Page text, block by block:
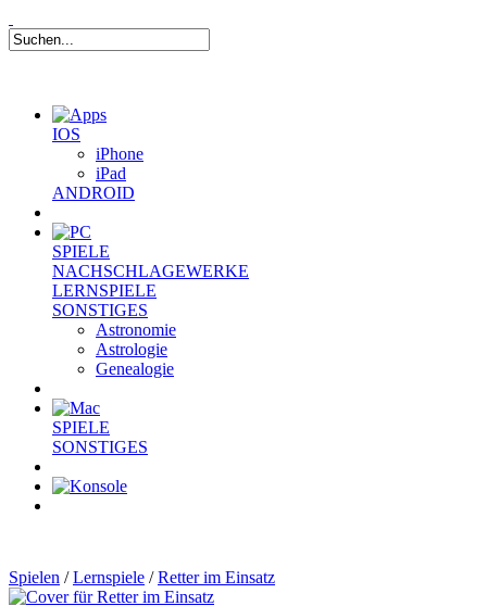
IOS
iPhone
iPad
ANDROID
SPIELE
NACHSCHLAGEWERKE
LERNSPIELE
SONSTIGES
Astronomie
Astrologie
Genealogie
SPIELE
SONSTIGES
Spielen /Lernspiele /Retter im Einsatz